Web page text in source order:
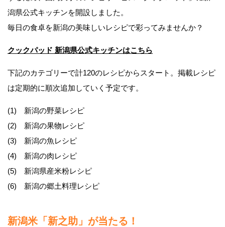
潟県公式キッチンを開設しました。
毎日の食卓を新潟の美味しいレシピで彩ってみませんか？
クックパッド 新潟県公式キッチンはこちら
下記のカテゴリーで計120のレシピからスタート。掲載レシピ
は定期的に順次追加していく予定です。
(1) 新潟の野菜レシピ
(2) 新潟の果物レシピ
(3) 新潟の魚レシピ
(4) 新潟の肉レシピ
(5) 新潟県産米粉レシピ
(6) 新潟の郷土料理レシピ
新潟米「新之助」が当たる！